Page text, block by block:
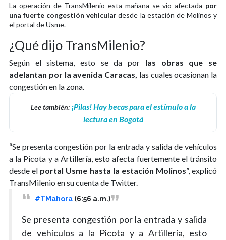
La operación de TransMilenio esta mañana se vio afectada por
una fuerte congestión vehicular desde la estación de Molinos y
el portal de Usme.
¿Qué dijo TransMilenio?
Según el sistema, esto se da por las obras que se
adelantan por la avenida Caracas, las cuales ocasionan la
congestión en la zona.
Lee también: ¡Pilas! Hay becas para el estímulo a la
lectura en Bogotá
“Se presenta congestión por la entrada y salida de vehículos
a la Picota y a Artillería, esto afecta fuertemente el tránsito
desde el portal Usme hasta la estación Molinos”, explicó
TransMilenio en su cuenta de Twitter.
#TMahora (6:56 a.m.)
Se presenta congestión por la entrada y salida
de vehículos a la Picota y a Artillería, esto